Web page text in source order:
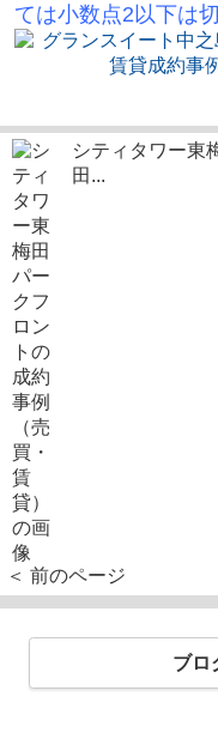
ては小数点2以下は
シティタワー東
田...
＜ 前のページ
ブロ